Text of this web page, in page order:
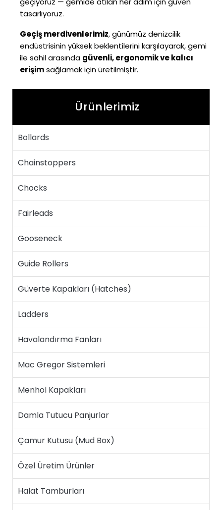
Ürünlerimiz
Bollards
Chainstoppers
Chocks
Fairleads
Gooseneck
Guide Rollers
Güverte Kapakları (Hatches)
Ladders
Havalandırma Fanları
Mac Gregor Sistemleri
Menhol Kapakları
Damla Tutucu Panjurlar
Çamur Kutusu (Mud Box)
Özel Üretim Ürünler
Halat Tamburları
tasarlıyoruz.
Geçiş merdivenlerimiz, günümüz denizcilik
endüstrisinin yüksek beklentilerini karşılayarak, gemi
ile sahil arasında güvenli, ergonomik ve kalıcı
erişimsağlamak için üretilmiştir.